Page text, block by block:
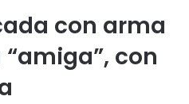
con arma
con